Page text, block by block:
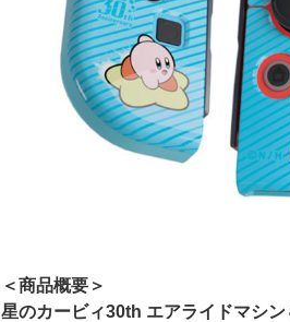
＜商品概要＞
星のカービィ30th エアライドマシ